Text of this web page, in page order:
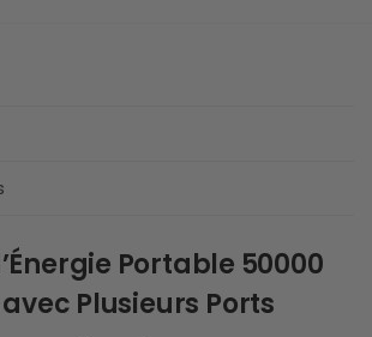
Portable 50000
Plusieurs Ports